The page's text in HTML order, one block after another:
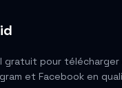
gratuit pour
et Facebook en